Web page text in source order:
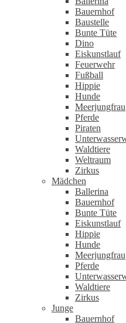
Bauernhof
Baustelle
Bunte Tüte
Dino
Eiskunstlauf
Feuerwehr
Fußball
Hippie
Hunde
Meerjungfrau
Pferde
Piraten
Waldtiere
Weltraum
Zirkus
Mädchen
Ballerina
Bauernhof
Bunte Tüte
Eiskunstlauf
Hippie
Hunde
Meerjungfrau
Pferde
Waldtiere
Zirkus
Junge
Bauernhof